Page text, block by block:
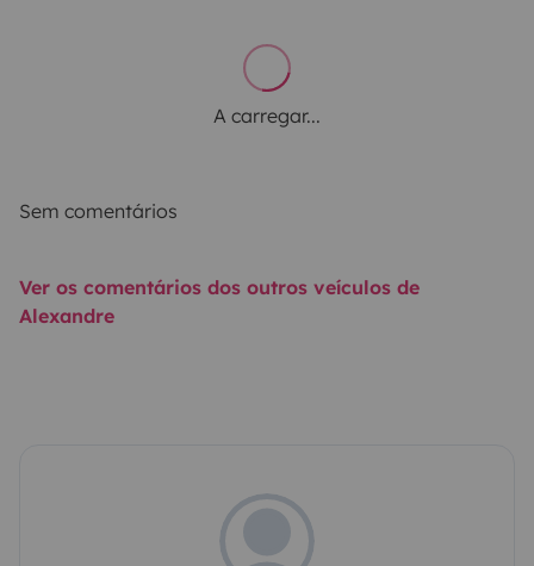
A carregar...
Sem comentários
Ver os comentários dos outros veículos de
Alexandre